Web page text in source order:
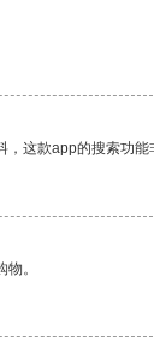
这款app的搜索功能
。